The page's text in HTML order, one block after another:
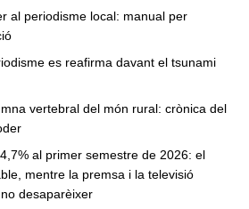
al periodisme local: manual per
es reafirma davant el tsunami
vertebral del món rural: crònica del
al primer semestre de 2026: el
mentre la premsa i la televisió
desaparèixer